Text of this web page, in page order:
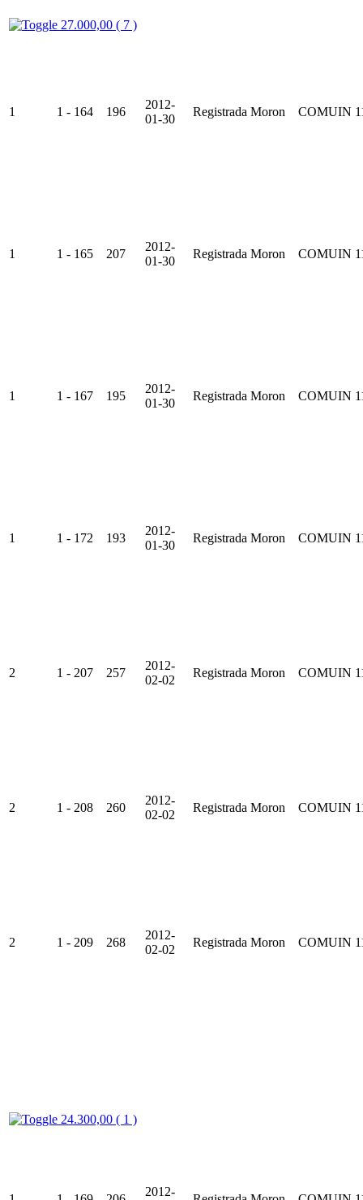
27.000,00 ( 7 )
1 1 - 164 196
2012-
01-30
Registrada Moron COMUIN
1 1 - 165 207
2012-
01-30
Registrada Moron COMUIN
1 1 - 167 195
2012-
01-30
Registrada Moron COMUIN
1 1 - 172 193
2012-
01-30
Registrada Moron COMUIN
2 1 - 207 257
2012-
02-02
Registrada Moron COMUIN
2 1 - 208 260
2012-
02-02
Registrada Moron COMUIN
2 1 - 209 268
2012-
02-02
Registrada Moron COMUIN
24.300,00 ( 1 )
2012-